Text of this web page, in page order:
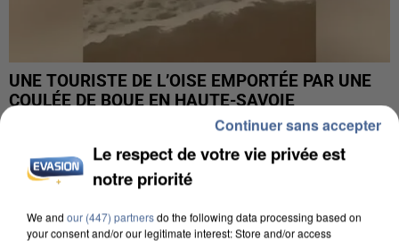
UNE TOURISTE DE L’OISE EMPORTÉE PAR UNE
COULÉE DE BOUE EN HAUTE-SAVOIE
Le respect de votre vie privée est
notre priorité
We and our (447) partnersdo the following data processing based on
your consent and/or our legitimate interest: Store and/or access
Continuer sans accepter